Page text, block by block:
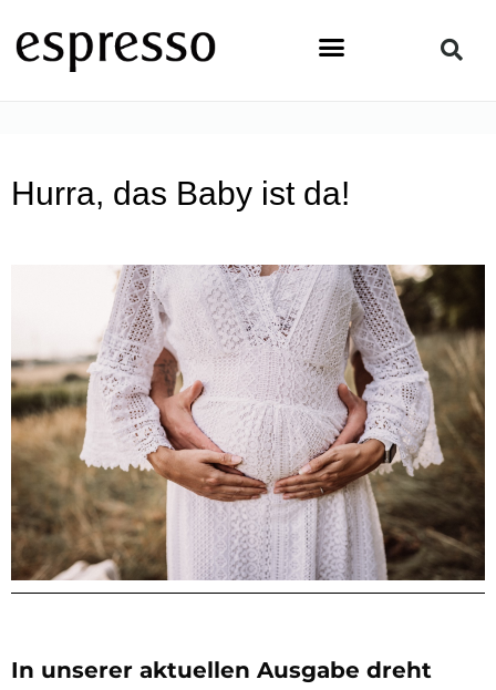
Inhalt
springen
Hurra, das Baby ist da!
In unserer aktuellen Ausgabe dreht